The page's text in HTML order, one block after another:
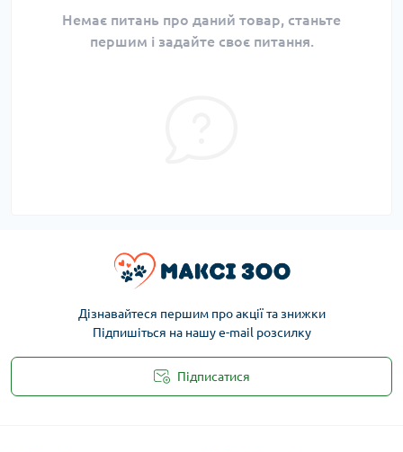
Немає питань про даний товар, станьте
першим і задайте своє питання.
Дізнавайтеся першим про акції та знижки
Підпишіться на нашу e-mail розсилку
Підписатися